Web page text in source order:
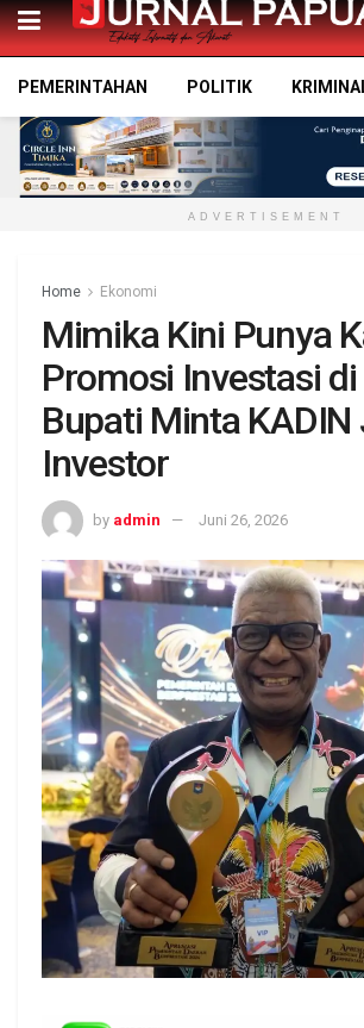
PEMERINTAHAN POLITIK
ADVERTISEMENT
Home Ekonomi
Mimika Kini Punya
Promosi Investasi
Bupati Minta
Investor
by admin Juni 26, 2026